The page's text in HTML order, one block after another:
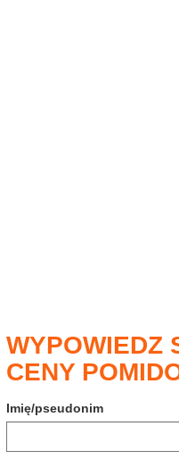
WYPOWIEDZ
CENY
Imię/pseudonim